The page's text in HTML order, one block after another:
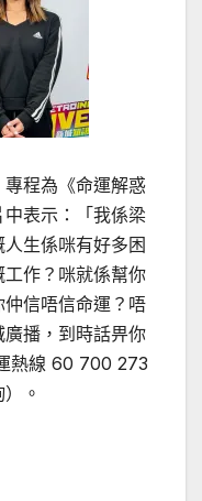
程為《命運解惑
表示：「我係梁
生係咪有好多困
作？咪就係幫你
信唔信命運？唔
播，到時話畀你
熱線 60 700 273
。